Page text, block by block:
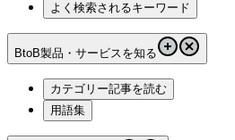
よく検索されるキーワード
BtoB製品・サービスを知る
カテゴリー記事を読む
用語集